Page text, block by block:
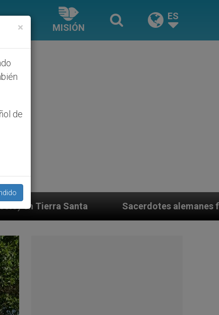
MISIÓN
ES
alemanes fieles al Papa contestan a su
×
de